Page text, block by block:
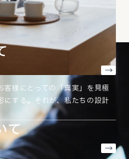
様にとっての「真実」を見極
する。それが、私たちの設計
て